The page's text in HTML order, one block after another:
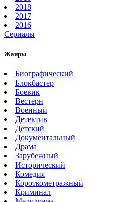
2018
2017
2016
Сериалы
Жанры
Биографический
Блокбастер
Боевик
Вестерн
Военный
Детектив
Детский
Документальный
Драма
Зарубежный
Исторический
Комедия
Короткометражный
Криминал